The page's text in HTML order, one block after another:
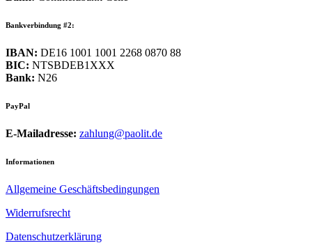
Bankverbindung #2:
IBAN: DE16 1001 1001 2268 0870 88
BIC: NTSBDEB1XXX
Bank: N26
PayPal
E-Mailadresse: zahlung@paolit.de
Informationen
Allgemeine Geschäftsbedingungen
Widerrufsrecht
Datenschutzerklärung